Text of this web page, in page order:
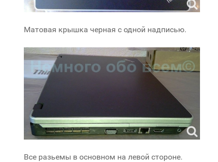
Матовая крышка черная с одной надписью.
Все разьемы в основном на левой стороне.